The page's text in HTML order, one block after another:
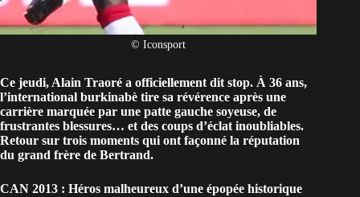
© Iconsport
Ce jeudi, Alain Traoré a officiellement dit stop. À 36 ans,
l’international burkinabè tire sa révérence après une
carrière marquée par une patte gauche soyeuse, de
frustrantes blessures… et des coups d’éclat inoubliables.
Retour sur trois moments qui ont façonné la réputation
du grand frère de Bertrand.
CAN 2013 : Héros malheureux d’une épopée historique